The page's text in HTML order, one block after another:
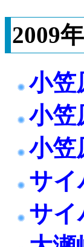
2009
小笠
小笠
小笠
サイ
サイ